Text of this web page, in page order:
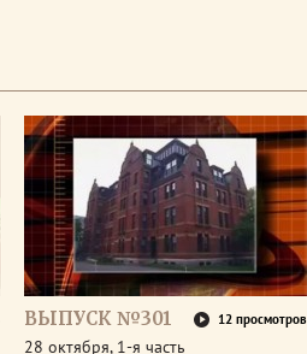
ВЫПУСК №301 12 просмотров
28 октября, 1-я часть